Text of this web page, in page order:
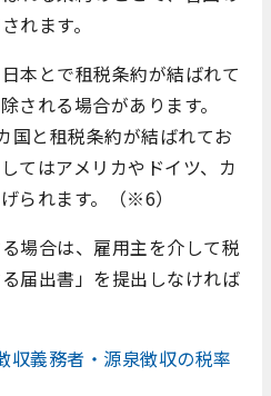
れます。
本とで租税条約が結ばれて
される場合があります。
国と租税条約が結ばれてお
てはアメリカやドイツ、カ
られます。（※6）
場合は、雇用主を介して税
届出書」を提出しなければ
義務者・源泉徴収の税率